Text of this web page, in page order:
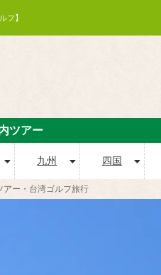
フ】
ツアー
九州 四国
アー・台湾ゴルフ旅行